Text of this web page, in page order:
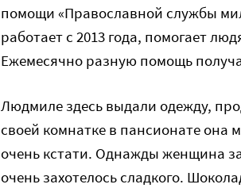
помощи «Православной службы
работает с 2013 года, помогает
Ежемесячно разную помощь
Людмиле здесь выдали одежду,
своей комнатке в пансионате она
очень кстати. Однажды женщина
очень захотелось сладкого.